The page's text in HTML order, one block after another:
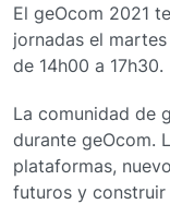
El geOcom 2021
jornadas el
de 14h00 a 17h30.
La comunidad de
durante geOcom.
plataformas,
futuros y